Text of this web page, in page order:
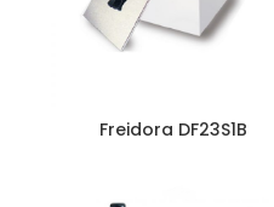
Freidora DF23S1B